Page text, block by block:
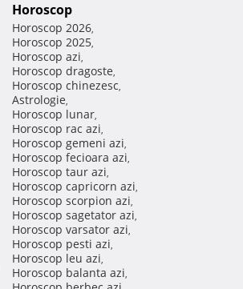
Horoscop
Horoscop 2026,
Horoscop 2025,
Horoscop azi,
Horoscop dragoste,
Horoscop chinezesc,
Astrologie,
Horoscop lunar,
Horoscop rac azi,
Horoscop gemeni azi,
Horoscop fecioara azi,
Horoscop taur azi,
Horoscop capricorn azi,
Horoscop scorpion azi,
Horoscop sagetator azi,
Horoscop varsator azi,
Horoscop pesti azi,
Horoscop leu azi,
Horoscop balanta azi,